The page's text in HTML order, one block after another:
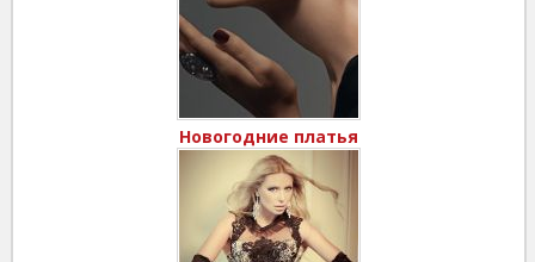
Новогодние платья